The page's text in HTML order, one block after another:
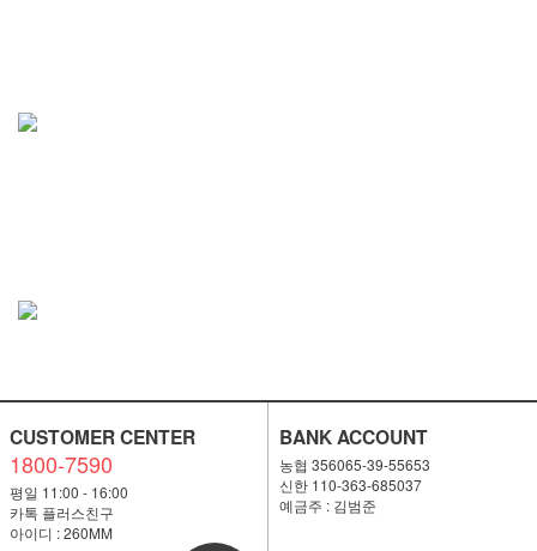
CUSTOMER CENTER
1800-7590
평일 11:00 - 16:00
카톡 플러스친구
아이디 : 260MM
BANK ACCOUNT
농협 356065-39-55653
신한 110-363-685037
예금주 : 김범준